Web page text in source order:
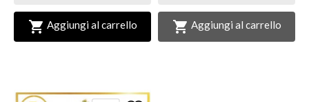
 Aggiungi al carrello  Aggiungi al carrello